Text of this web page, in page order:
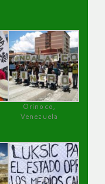
Orinoco,
Venezuela